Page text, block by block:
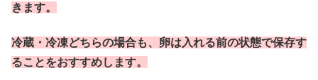
きます。
冷蔵・冷凍どちらの場合も、卵は入れる前の状態で保存す
ることをおすすめします。